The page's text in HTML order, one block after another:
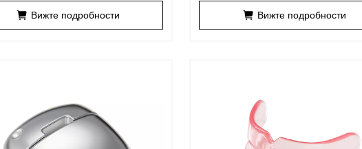
Вижте подробности Вижте подробности